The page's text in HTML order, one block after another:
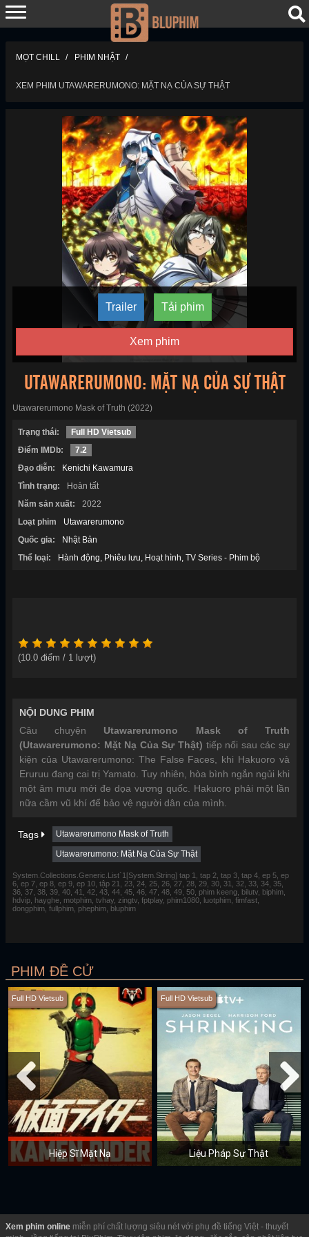
MỌT CHILL PHIM NHẬT
XEM PHIM UTAWARERUMONO: MẶT NẠ CỦA SỰ THẬT
Trailer Tải phim
Xem phim
UTAWARERUMONO: MẶT NẠ CỦA SỰ THẬT
Utawarerumono Mask of Truth (2022)
Trạng thái:
Full HD Vietsub
Điểm IMDb:
7.2
Đạo diễn:
Kenichi Kawamura
Tình trạng:
Hoàn tất
Năm sản xuất:
2022
Loạt phim
Utawarerumono
Quốc gia:
Nhật Bản
Thể loại:
Hành động Phiêu lưu Hoạt hình TV Series - Phim bộ
(10.0 điểm / 1 lượt)
NỘI DUNG PHIM
Câu chuyện Utawarerumono Mask of Truth
(Utawarerumono: Mặt Nạ Của Sự Thật) tiếp nối sau các sự
kiện của Utawarerumono: The False Faces, khi Hakuoro và
Eruruu đang cai trị Yamato. Tuy nhiên, hòa bình ngắn ngủi khi
một âm mưu mới đe dọa vương quốc. Hakuoro phải một lần
nữa cầm vũ khí để bảo vệ người dân của mình.
Tags Utawarerumono Mask of Truth
Utawarerumono: Mặt Nạ Của Sự Thật
System.Collections.Generic.List`1[System.String] tap 1, tap 2, tap 3, tap 4, ep 5, ep
6, ep 7, ep 8, ep 9, ep 10, tập 21, 23, 24, 25, 26, 27, 28, 29, 30, 31, 32, 33, 34, 35,
36, 37, 38, 39, 40, 41, 42, 43, 44, 45, 46, 47, 48, 49, 50, phim keeng, bilutv, biphim,
hdvip, hayghe, motphim, tvhay, zingtv, fptplay, phim1080, luotphim, fimfast,
dongphim, fullphim, phephim, bluphim
PHIM ĐỀ CỬ
Full HD Vietsub
Hiệp Sĩ Mặt Nạ
Full HD Vietsub
Liệu Pháp Sự Thật
Xem phim online miễn phí chất lượng siêu nét với phụ đề tiếng Việt - thuyết